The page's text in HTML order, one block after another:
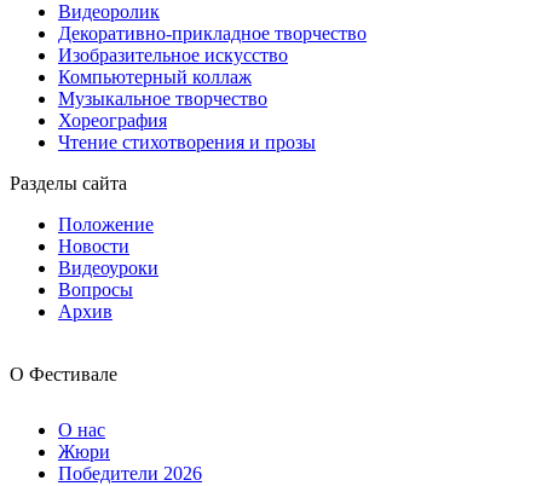
Видеоролик
Декоративно-прикладное творчество
Изобразительное искусство
Компьютерный коллаж
Музыкальное творчество
Хореография
Чтение стихотворения и прозы
Разделы сайта
Положение
Новости
Видеоуроки
Вопросы
Архив
О Фестивале
О нас
Жюри
Победители 2026